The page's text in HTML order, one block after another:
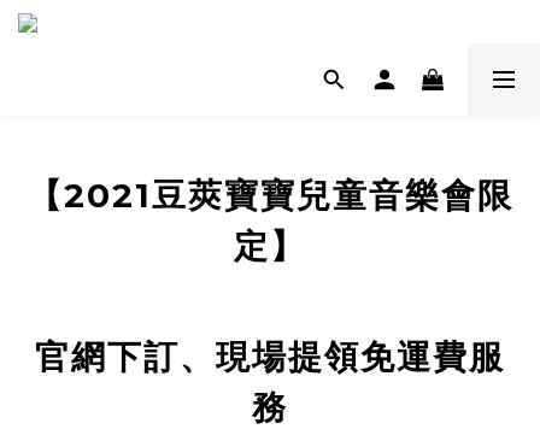
【2021豆莢寶寶兒童音樂會限
定】
官網下訂、現場提領免運費服
務​